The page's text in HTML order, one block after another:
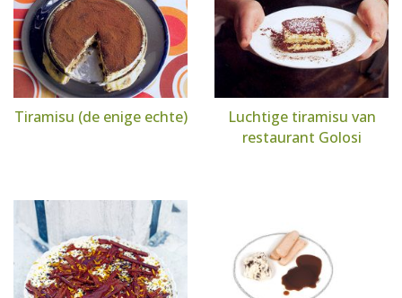
Tiramisu (de enige echte)
Luchtige tiramisu van
restaurant Golosi